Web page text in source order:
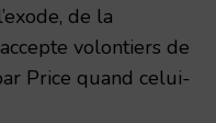
de la
volontiers de
Price quand celui-